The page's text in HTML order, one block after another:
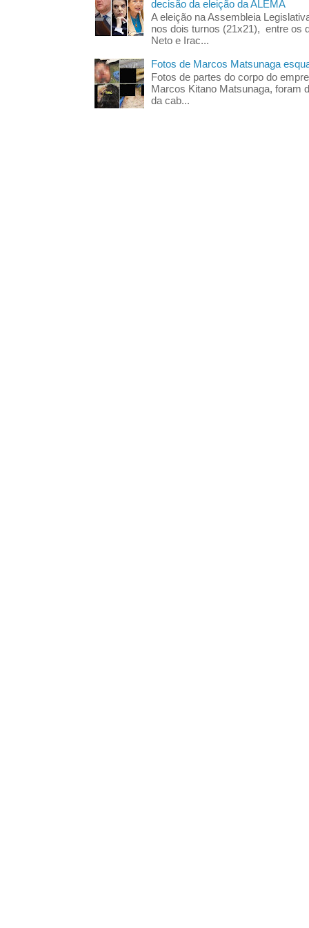
decisão da eleição da ALEMA
A eleição na Assembleia
nos dois turnos (21x21), entre os
Neto e Irac...
Fotos de Marcos Matsunaga
Fotos de partes do corpo do
Marcos Kitano Matsunaga, foram
da cab...